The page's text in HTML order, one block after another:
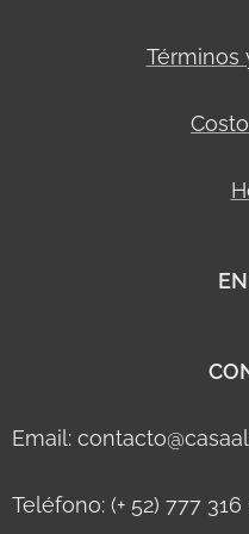
Términos
Email:
Teléfono: (+ 52) 777 316